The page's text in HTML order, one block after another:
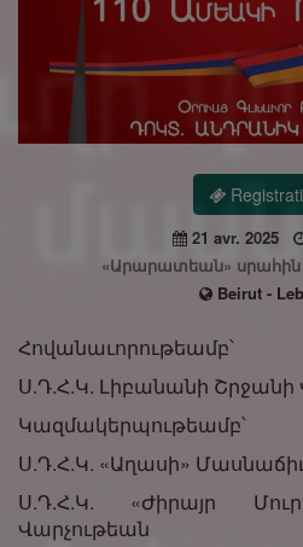
21 avr. 2025
«Արարատեան»
Beirut -
Հովանաւորութեամբ՝
Ս.Դ.Հ.Կ. Լիբանանի Շրջանի
Կազմակերպութեամբ՝
Ս.Դ.Հ.Կ. «Աղասի»
Ս.Դ.Հ.Կ. «Ժիրայր
Վարչութեան